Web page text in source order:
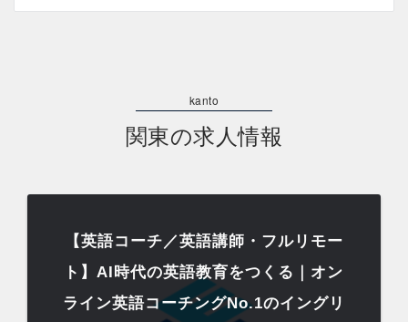
関東の求人情報
【英語コーチ／英語講師・フルリモー
ト】AI時代の英語教育をつくる｜オン
ライン英語コーチングNo.1のイングリ